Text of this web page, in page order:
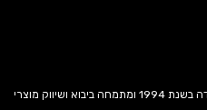
חברת הנסיך הקטן - אביב ואורן בע"מ נוסדה בשנת 1994 ומתמחה ביבוא ושיווק מוצרי